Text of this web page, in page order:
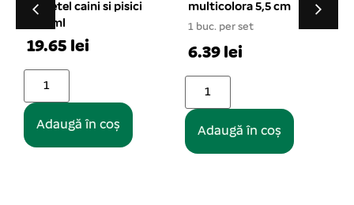
multicolora 5,5 cm
1 buc. per set
6.39 lei
Adaugă în coș
HEAVY maro 3×52 cm
1 buc. per set
36.42 lei
Adaugă în coș